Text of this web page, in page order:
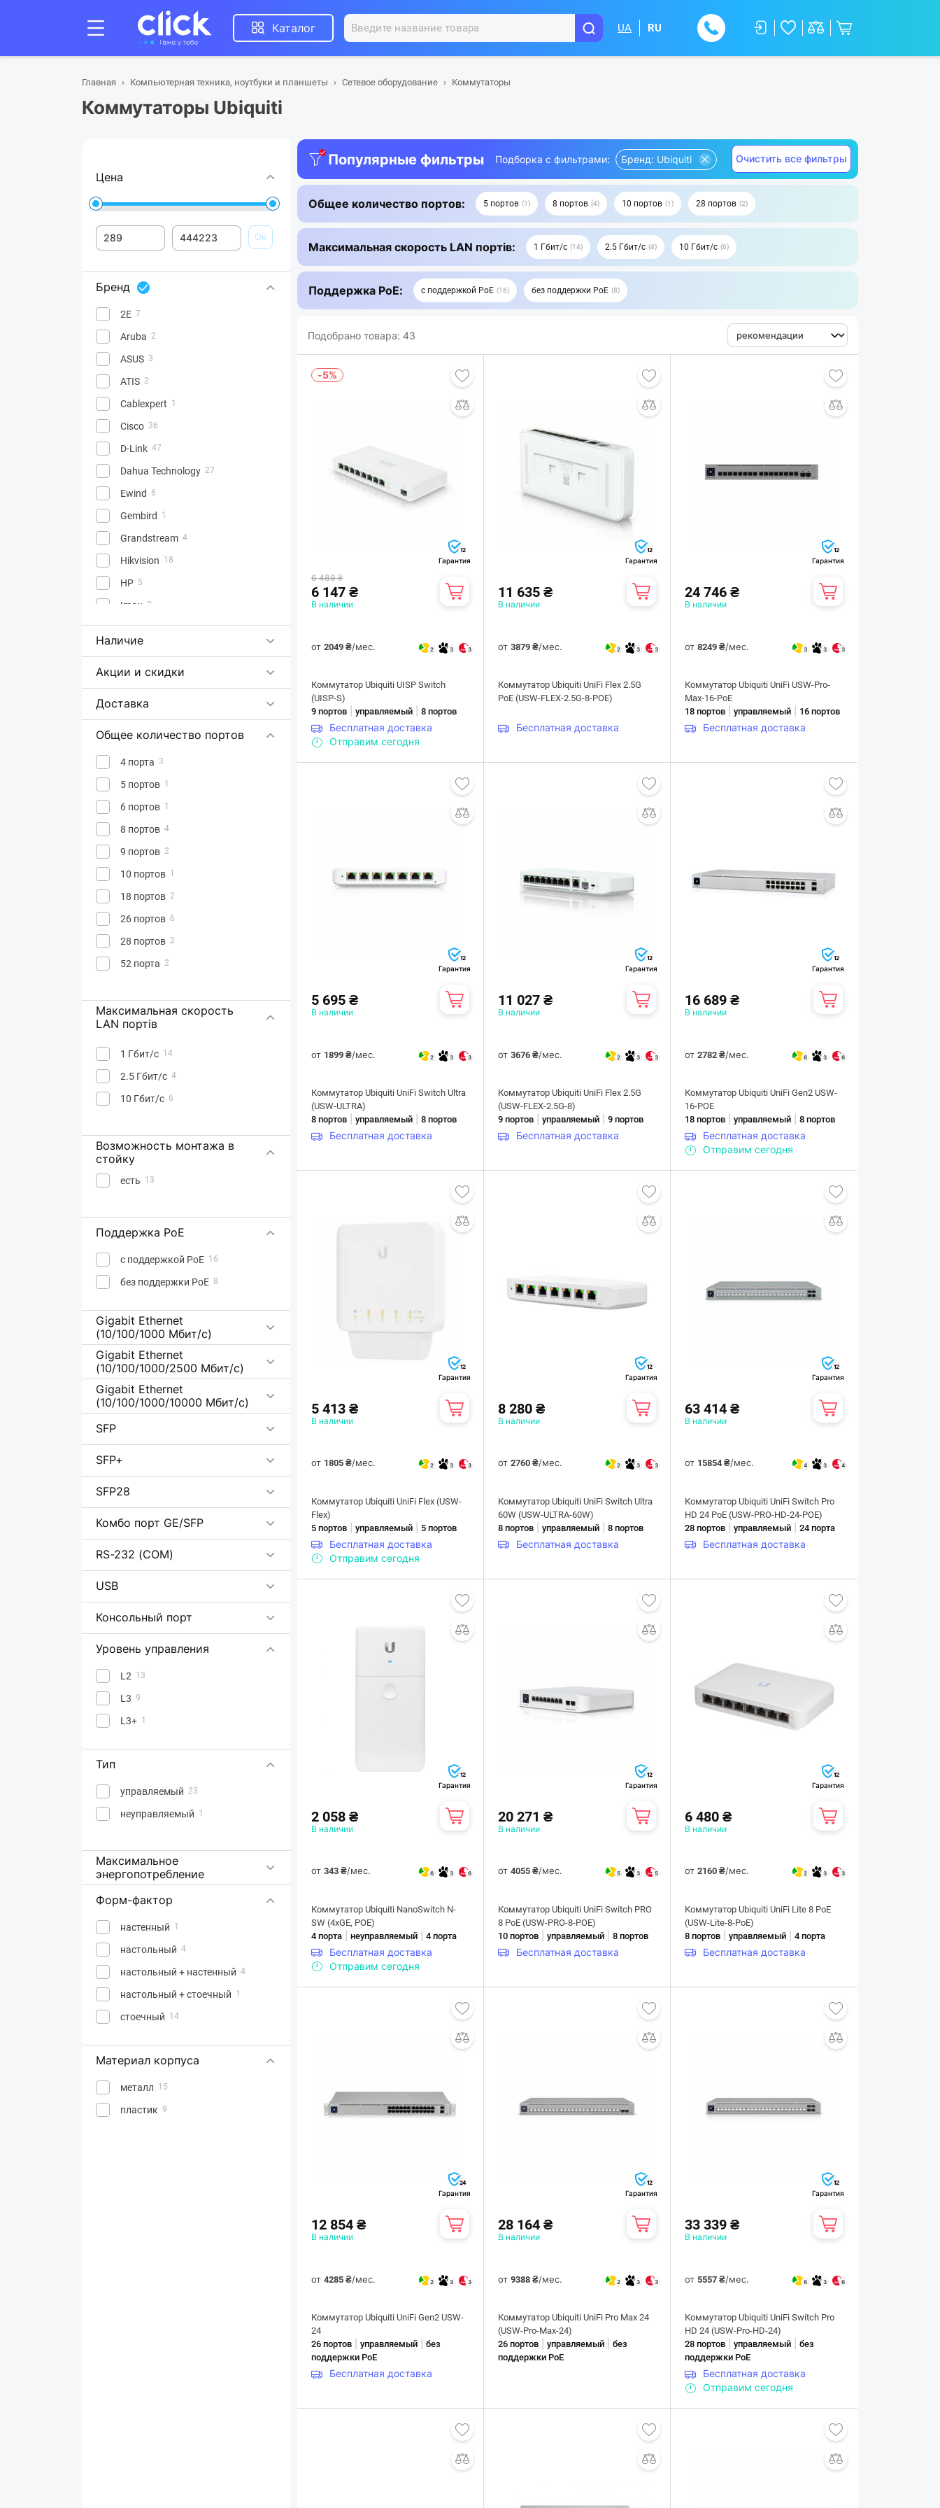
Каталог UA RU
Главная Компьютерная техника, ноутбуки и планшеты Сетевое оборудование Коммутаторы
Коммутаторы Ubiquiti
Цена
Ок
Бренд
2E 7
Aruba 2
ASUS 3
ATIS 2
Cablexpert 1
Cisco 36
D-Link 47
Dahua Technology 27
Ewind 6
Gembird 1
Grandstream 4
Hikvision 18
HP 5
Imou 2
KEENETIC 1
MikroTik 33
Netis
Raisecom 2
Ruijie 52
Tenda 34
TP-Link 118
Ubiquiti 43
ZYXEL 37
Наличие
Акции и скидки
Доставка
Общее количество портов
4 порта 3
5 портов 1
6 портов 1
8 портов 4
9 портов 2
10 портов 1
18 портов 2
26 портов 6
28 портов 2
52 порта 2
Максимальная скорость
LAN портів
1 Гбит/с 14
2.5 Гбит/с 4
10 Гбит/с 6
Возможность монтажа в
стойку
есть 13
Поддержка PoE
с поддержкой PoE 16
без поддержки PoE 8
Gigabit Ethernet
(10/100/1000 Мбит/с)
Gigabit Ethernet
(10/100/1000/2500 Мбит/с)
Gigabit Ethernet
(10/100/1000/10000 Мбит/с)
SFP
SFP+
SFP28
Комбо порт GE/SFP
RS-232 (COM)
USB
Консольный порт
Уровень управления
L2 13
L3 9
L3+ 1
Тип
управляемый 23
неуправляемый 1
Максимальное
энергопотребление
Форм-фактор
настенный 1
настольный 4
настольный + настенный 4
настольный + стоечный 1
стоечный 14
Материал корпуса
металл 15
пластик 9
Популярные фильтры Подборка с фильтрами: Бренд: Ubiquiti Очистить все фильтры
Общее количество портов: 5 портов 1 8 портов 4 10 портов 1 28 портов 2
Максимальная скорость LAN портів: 1 Гбит/с 14 2.5 Гбит/с 4 10 Гбит/с 6
Поддержка PoE: с поддержкой PoE 16 без поддержки PoE 8
Подобрано товара: 43
-5%
12
Гарантия
6 489 ₴
6 147 ₴
В наличии
от 2049 ₴/мес. 2 3 3
Коммутатор Ubiquiti UISP Switch
(UISP-S)
9 портов
управляемый 8 портов
Бесплатная доставка
Отправим сегодня
12
Гарантия
11 635 ₴
В наличии
от3879 ₴/мес. 2 3 3
Коммутатор Ubiquiti UniFi Flex 2.5G
PoE (USW-FLEX-2.5G-8-POE)
Бесплатная доставка
12
Гарантия
24 746 ₴
В наличии
от8249 ₴/мес. 3 3 3
Коммутатор Ubiquiti UniFi USW-Pro-
Max-16-PoE
18 портов |управляемый 16 портов
Бесплатная доставка
12
Гарантия
5 695 ₴
В наличии
от 1899 ₴/мес. 2 3 3
Коммутатор Ubiquiti UniFi Switch Ultra
(USW-ULTRA)
8 портов
управляемый 8 портов
Бесплатная доставка
12
Гарантия
11 027 ₴
В наличии
от3676 ₴/мес. 2 3 3
Коммутатор Ubiquiti UniFi Flex 2.5G
(USW-FLEX-2.5G-8)
9 портов |управляемый |9 портов
Бесплатная доставка
12
Гарантия
16 689 ₴
В наличии
от2782 ₴/мес. 6 3 6
Коммутатор Ubiquiti UniFi Gen2 USW-
16-POE
18 портов |управляемый |8 портов
Бесплатная доставка
Отправим сегодня
12
Гарантия
5 413 ₴
В наличии
от 1805 ₴/мес. 2 3 3
Коммутатор Ubiquiti UniFi Flex (USW-
Flex)
5 портов
управляемый 5 портов
Бесплатная доставка
Отправим сегодня
12
Гарантия
8 280 ₴
В наличии
от2760 ₴/мес. 2 3 3
Коммутатор Ubiquiti UniFi Switch Ultra
60W (USW-ULTRA-60W)
8 портов |управляемый |8 портов
Бесплатная доставка
12
Гарантия
63 414 ₴
В наличии
от 15854 ₴/мес. 4 3 4
Коммутатор Ubiquiti UniFi Switch Pro
HD 24 PoE (USW-PRO-HD-24-POE)
28 портов |управляемый |24 порта
Бесплатная доставка
12
Гарантия
2 058 ₴
В наличии
от 343 ₴/мес. 6 3 6
Коммутатор Ubiquiti NanoSwitch N-
SW (4xGE, POE)
4 порта
неуправляемый 4 порта
Бесплатная доставка
Отправим сегодня
12
Гарантия
20 271 ₴
В наличии
от4055 ₴/мес. 5 3 5
Коммутатор Ubiquiti UniFi Switch PRO
8 PoE (USW-PRO-8-POE)
10 портов |управляемый |8 портов
Бесплатная доставка
12
Гарантия
6 480 ₴
В наличии
от2160 ₴/мес. 2 3 3
Коммутатор Ubiquiti UniFi Lite 8 PoE
(USW-Lite-8-PoE)
8 портов |управляемый |4 порта
Бесплатная доставка
24
Гарантия
12 854 ₴
В наличии
от 4285 ₴/мес. 2 3 3
Коммутатор Ubiquiti UniFi Gen2 USW-
24
26 портов
управляемый
без
поддержки PoE
Бесплатная доставка
12
Гарантия
28 164 ₴
В наличии
от9388 ₴/мес. 2 3 3
Коммутатор Ubiquiti UniFi Pro Max 24
(USW-Pro-Max-24)
26 портов |управляемый |без
поддержки PoE
12
Гарантия
33 339 ₴
В наличии
от5557 ₴/мес. 6 3 6
Коммутатор Ubiquiti UniFi Switch Pro
HD 24 (USW-Pro-HD-24)
28 портов |управляемый |без
поддержки PoE
Бесплатная доставка
Отправим сегодня